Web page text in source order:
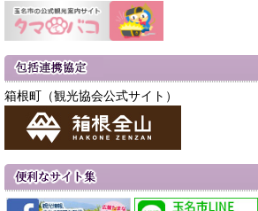
箱根町（観光協会公式サイト）